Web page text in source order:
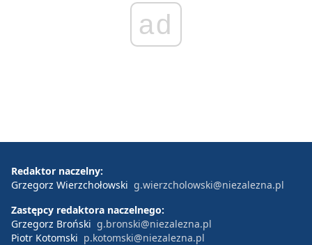
ad
Redaktor naczelny:
Grzegorz Wierzchołowski g.wierzcholowski@niezalezna.pl
Zastępcy redaktora naczelnego:
Grzegorz Broński g.bronski@niezalezna.pl
Piotr Kotomski p.kotomski@niezalezna.pl